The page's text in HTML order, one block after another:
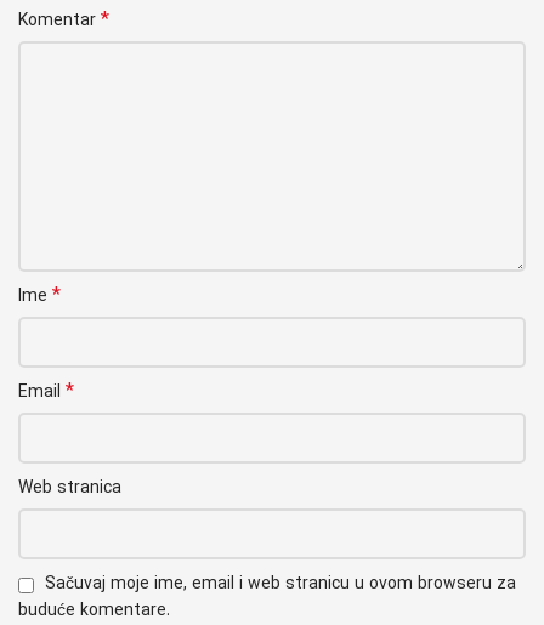
Komentar *
Ime *
Email *
Web stranica
Sačuvaj moje ime, email i web stranicu u ovom browseru za
buduće komentare.